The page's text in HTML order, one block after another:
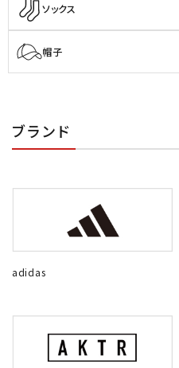
ソックス
帽子
ブランド
adidas